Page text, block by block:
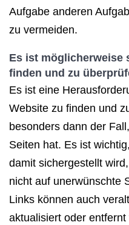
Aufgabe anderen
zu vermeiden.
Es ist möglicherweise
finden und zu
Es ist eine
Website zu finden und
besonders dann der
Seiten hat. Es ist
damit sichergestellt
nicht auf unerwünschte
Links können auch
aktualisiert oder entfernt